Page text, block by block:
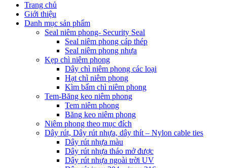
Trang chủ
Giới thiệu
Danh mục sản phẩm
Seal niêm phong- Security Seal
Seal niêm phong cáp thép
Seal niêm phong nhựa
Kẹp chì niêm phong
Dây chì niêm phong các loại
Hạt chì niêm phong
Kìm bấm chì niêm phong
Tem-Băng keo niêm phong
Tem niêm phong
Băng keo niêm phong
Niêm phong theo mục đích
Dây rút, Dây rút nhựa, dây thít – Nylon cable ties
Dây rút nhựa màu
Dây rút nhựa tháo mở được
Dây rút nhựa ngoài trời UV